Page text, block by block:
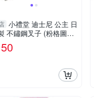
小禮堂 迪士尼 公主 日
不鏽鋼叉子 (粉格圖款)
518638